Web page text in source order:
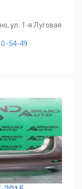
ул. 1-я Луговая
54-49